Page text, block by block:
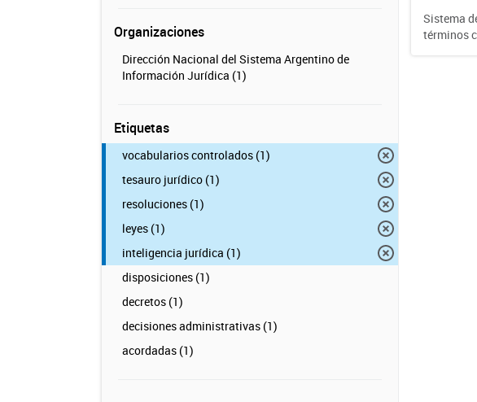
Organizaciones
Dirección Nacional del Sistema Argentino de
Información Jurídica (1)
Etiquetas
vocabularios controlados (1)
tesauro jurídico (1)
resoluciones (1)
leyes (1)
inteligencia jurídica (1)
disposiciones (1)
decretos (1)
decisiones administrativas (1)
acordadas (1)
Sistema
términos